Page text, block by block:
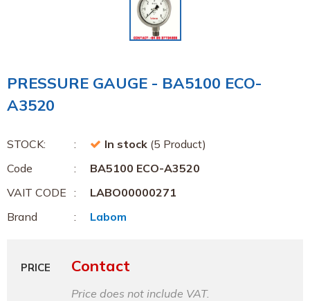
PRESSURE GAUGE - BA5100 ECO-
A3520
STOCK: In stock (5 Product)
Code
BA5100 ECO-A3520
VAIT CODE
LABO00000271
Brand
Labom
PRICE Contact
Price does not include VAT.